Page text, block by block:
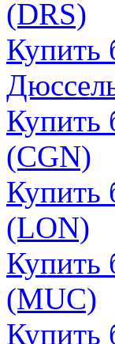
(DRS)
Купить
Купить
(CGN)
Купить
(LON)
Купить
(MUC)
Купить